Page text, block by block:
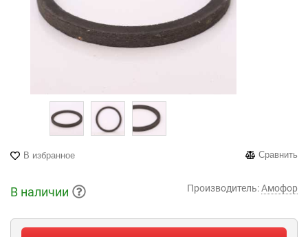
В избранное Сравнить
В наличии Производитель:Амофор